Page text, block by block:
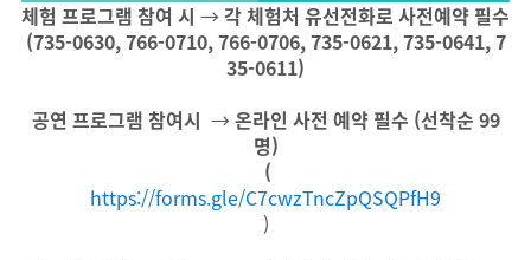
체험 프로그램 참여 시 →각 체험처 유선전화로 사전예약 필수
(735-0630, 766-0710, 766-0706, 735-0621, 735-0641, 7
35-0611)
공연 프로그램 참여시 →온라인 사전 예약 필수 (선착순 99
명)
(
https://forms.gle/C7cwzTncZpQSQPfH9
)